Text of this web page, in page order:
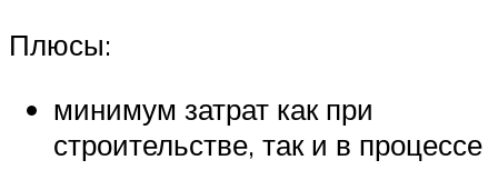
Плюсы:
минимум затрат как при
строительстве, так и в процессе